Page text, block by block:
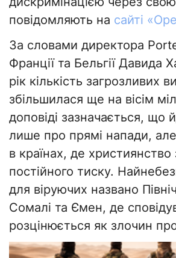
повідомляють на сайті
За словами директора
Франції та Бельгії Давида
рік кількість загрозливих
збільшилася ще на вісім
доповіді зазначається, що
лише про прямі напади,
в країнах, де християнство
постійного тиску.
для віруючих названо
Сомалі та Ємен, де
розцінюється як злочин